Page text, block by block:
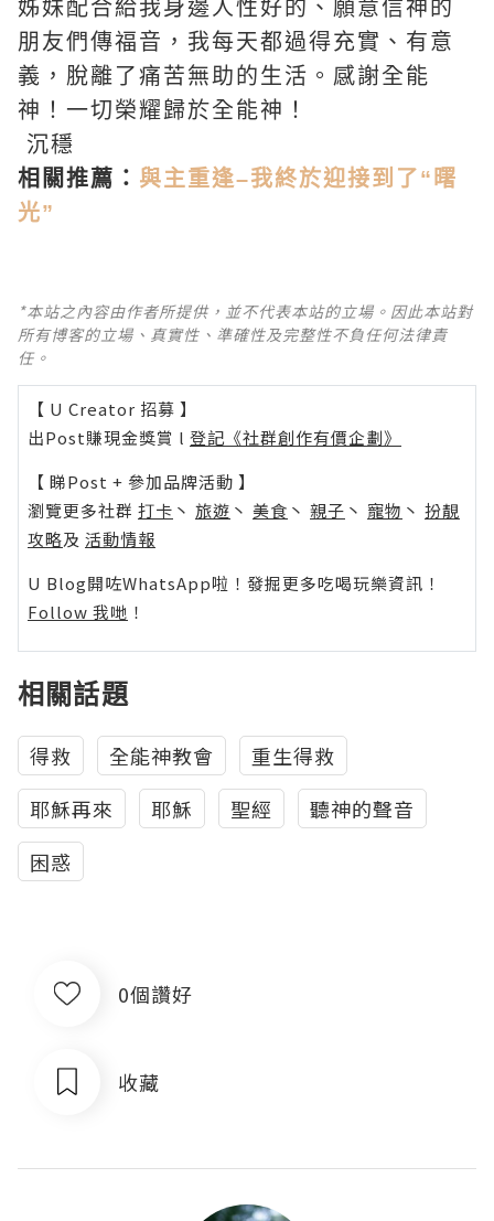
姊妹配合給我身邊人性好的、願意信神的
朋友們 傳福音 ，我每天都過得充實、有意
義，脫離了痛苦無助的生活。感謝全能
神！一切榮耀歸於全能神！
沉穩
相關推薦： 與主重逢–我終於迎接到了“曙
光”
*本站之內容由作者所提供，並不代表本站的立場。因此本站對
所有博客的立場、真實性、準確性及完整性不負任何法律責
任。
【 U Creator 招募 】
出Post賺現金獎賞 l 登記《社群創作有價企劃》
【 睇Post + 參加品牌活動 】
瀏覽更多社群 打卡 丶 旅遊 丶 美食 丶 親子 丶 寵物 丶 扮靚
攻略及 活動情報
U Blog開咗WhatsApp啦！發掘更多吃喝玩樂資訊！
Follow 我哋 ！
相關話題
得救 全能神教會
重生得救
耶穌再來
耶穌 聖經
聽神的聲音
困惑
0個讚好
收藏